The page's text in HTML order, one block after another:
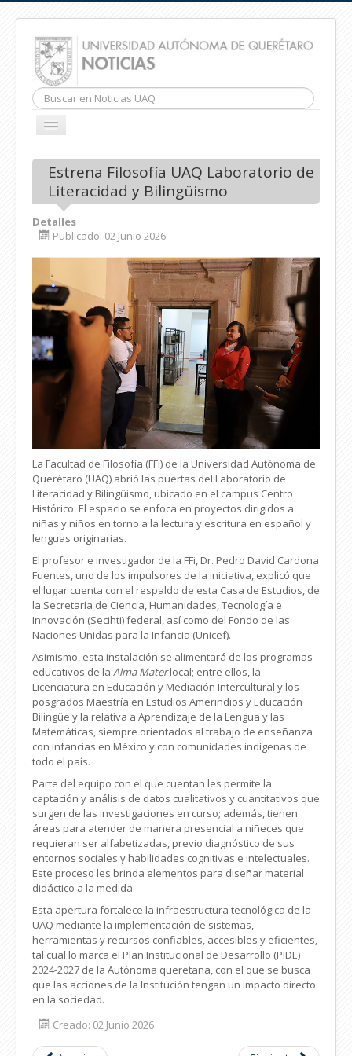
Buscar...
CAMBIAR
Estrena Filosofía UAQ Laboratorio de
Literacidad y Bilingüismo
Detalles
Publicado: 02 Junio 2026
La Facultad de Filosofía (FFi) de la Universidad Autónoma de
Querétaro (UAQ) abrió las puertas del Laboratorio de
Literacidad y Bilingüismo, ubicado en el campus Centro
Histórico. El espacio se enfoca en proyectos dirigidos a
niñas y niños en torno a la lectura y escritura en español y
lenguas originarias.
El profesor e investigador de la FFi, Dr. Pedro David Cardona
Fuentes, uno de los impulsores de la iniciativa, explicó que
el lugar cuenta con el respaldo de esta Casa de Estudios, de
la Secretaría de Ciencia, Humanidades, Tecnología e
Innovación (Secihti) federal, así como del Fondo de las
Naciones Unidas para la Infancia (Unicef).
Asimismo, esta instalación se alimentará de los programas
educativos de la Alma Materlocal; entre ellos, la
Licenciatura en Educación y Mediación Intercultural y los
posgrados Maestría en Estudios Amerindios y Educación
Bilingüe y la relativa a Aprendizaje de la Lengua y las
Matemáticas, siempre orientados al trabajo de enseñanza
con infancias en México y con comunidades indígenas de
todo el país.
Parte del equipo con el que cuentan les permite la
captación y análisis de datos cualitativos y cuantitativos que
surgen de las investigaciones en curso; además, tienen
áreas para atender de manera presencial a niñeces que
requieran ser alfabetizadas, previo diagnóstico de sus
entornos sociales y habilidades cognitivas e intelectuales.
Este proceso les brinda elementos para diseñar material
didáctico a la medida.
Esta apertura fortalece la infraestructura tecnológica de la
UAQ mediante la implementación de sistemas,
herramientas y recursos confiables, accesibles y eficientes,
tal cual lo marca el Plan Institucional de Desarrollo (PIDE)
2024-2027 de la Autónoma queretana, con el que se busca
que las acciones de la Institución tengan un impacto directo
en la sociedad.
Creado: 02 Junio 2026